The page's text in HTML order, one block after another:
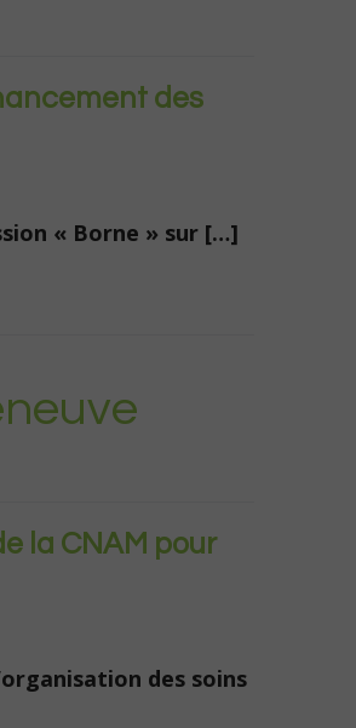
des
« Borne » sur […]
la CNAM pour
des soins